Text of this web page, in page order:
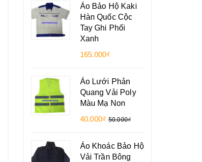
Áo Bảo Hộ Kaki
Hàn Quốc Cộc
Tay Ghi Phối
Xanh
165.000₫
Áo Lưới Phản
Quang Vải Poly
Màu Mạ Non
40.000₫ 50.000₫
Áo Khoác Bảo Hộ
Vải Trần Bông